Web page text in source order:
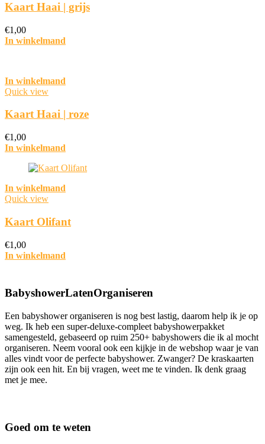
Kaart Haai | grijs
€1,00
In winkelmand
In winkelmand
Quick view
Kaart Haai | roze
€1,00
In winkelmand
In winkelmand
Quick view
Kaart Olifant
€1,00
In winkelmand
BabyshowerLatenOrganiseren
Een babyshower organiseren is nog best lastig, daarom help ik je op
weg. Ik heb een super-deluxe-compleet babyshowerpakket
samengesteld, gebaseerd op ruim 250+ babyshowers die ik al mocht
organiseren. Neem vooral ook een kijkje in de webshop waar je van
alles vindt voor de perfecte babyshower. Zwanger? De kraskaarten
zijn ook een hit. En bij vragen, weet me te vinden. Ik denk graag
met je mee.
Goed om te weten